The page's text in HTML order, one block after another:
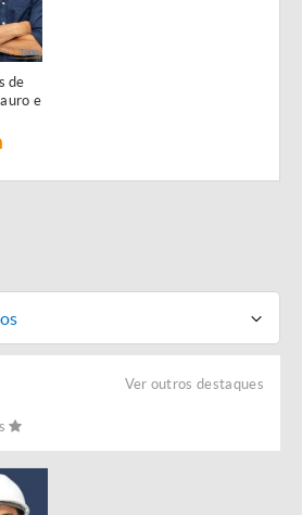
de
e
Ver outros destaques